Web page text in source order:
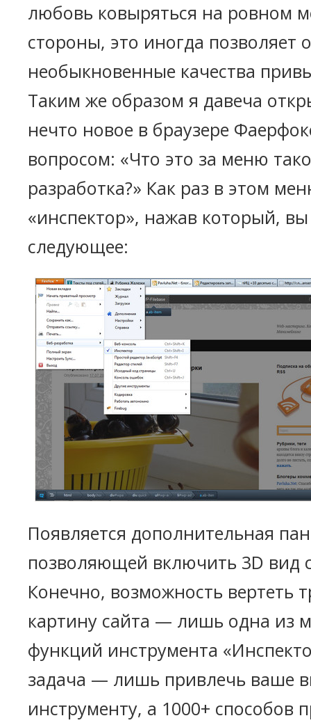
любовь ковыряться на ровном
стороны, это иногда позволяет
необыкновенные качества
Таким же образом я давеча
нечто новое в браузере
вопросом: «Что это за меню
разработка?» Как раз в этом
«инспектор», нажав который,
следующее:
Появляется дополнительная
позволяющей включить 3D вид
Конечно, возможность вертеть
картину сайта — лишь одна из
функций инструмента
задача — лишь привлечь ваше
инструменту, а 1000+ способов